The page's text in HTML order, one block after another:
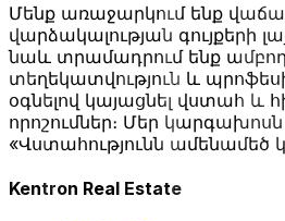
Մենք առաջարկում ենք
վարձակալության գույքերի
նաև տրամադրում ենք
տեղեկատվություն և
օգնելով կայացնել վստահ և
որոշումներ։ Մեր
«Վստահությունն ամենամեծ
Kentron Real Estate